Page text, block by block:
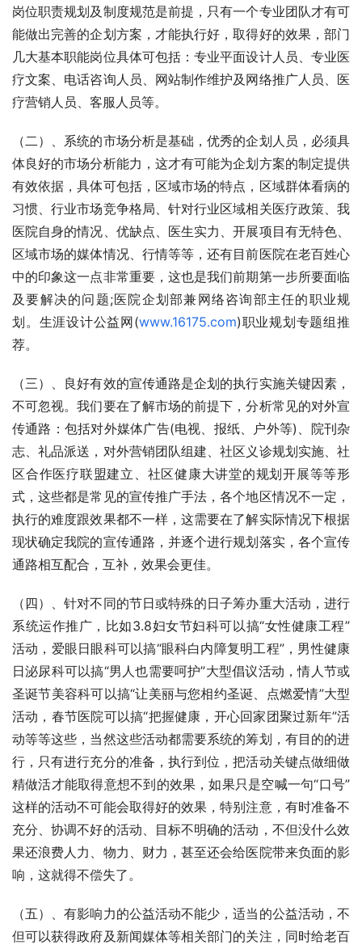
岗位职责规划及制度规范是前提，只有一个专业团队才有可
能做出完善的企划方案，才能执行好，取得好的效果，部门
几大基本职能岗位具体可包括：专业平面设计人员、专业医
疗文案、电话咨询人员、网站制作维护及网络推广人员、医
疗营销人员、客服人员等。
（二）、系统的市场分析是基础，优秀的企划人员，必须具
体良好的市场分析能力，这才有可能为企划方案的制定提供
有效依据，具体可包括，区域市场的特点，区域群体看病的
习惯、行业市场竞争格局、针对行业区域相关医疗政策、我
医院自身的情况、优缺点、医生实力、开展项目有无特色、
区域市场的媒体情况、行情等等，还有目前医院在老百姓心
中的印象这一点非常重要，这也是我们前期第一步所要面临
及要解决的问题;医院企划部兼网络咨询部主任的职业规
划。生涯设计公益网(www.16175.com)职业规划专题组推
荐。
（三）、良好有效的宣传通路是企划的执行实施关键因素，
不可忽视。我们要在了解市场的前提下，分析常见的对外宣
传通路：包括对外媒体广告(电视、报纸、户外等)、院刊杂
志、礼品派送，对外营销团队组建、社区义诊规划实施、社
区合作医疗联盟建立、社区健康大讲堂的规划开展等等形
式，这些都是常见的宣传推广手法，各个地区情况不一定，
执行的难度跟效果都不一样，这需要在了解实际情况下根据
现状确定我院的宣传通路，并逐个进行规划落实，各个宣传
通路相互配合，互补，效果会更佳。
（四）、针对不同的节日或特殊的日子筹办重大活动，进行
系统运作推广，比如3.8妇女节妇科可以搞“女性健康工程”
活动，爱眼日眼科可以搞“眼科白内障复明工程”，男性健康
日泌尿科可以搞“男人也需要呵护”大型倡议活动，情人节或
圣诞节美容科可以搞“让美丽与您相约圣诞、点燃爱情”大型
活动，春节医院可以搞“把握健康，开心回家团聚过新年”活
动等等这些，当然这些活动都需要系统的筹划，有目的的进
行，只有进行充分的准备，执行到位，把活动关键点做细做
精做活才能取得意想不到的效果，如果只是空喊一句“口号”
这样的活动不可能会取得好的效果，特别注意，有时准备不
充分、协调不好的活动、目标不明确的活动，不但没什么效
果还浪费人力、物力、财力，甚至还会给医院带来负面的影
响，这就得不偿失了。
（五）、有影响力的公益活动不能少，适当的公益活动，不
但可以获得政府及新闻媒体等相关部门的关注，同时给老百